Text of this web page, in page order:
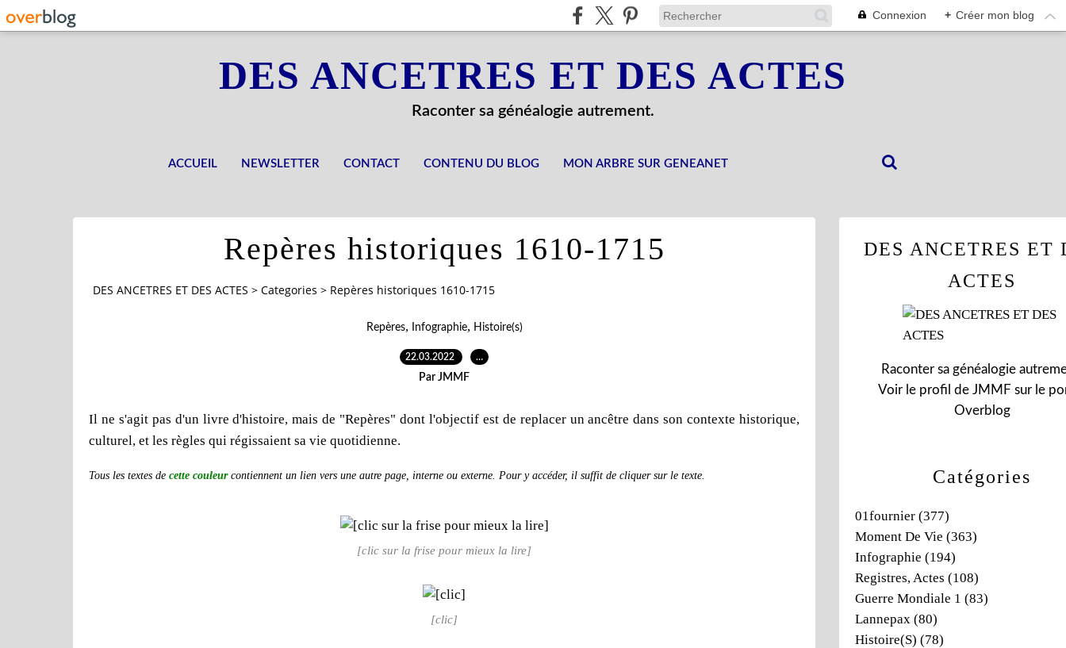
Connexion + Créer mon blog
DES ANCETRES ET DES ACTES
Raconter sa généalogie autrement.
ACCUEIL NEWSLETTER CONTACT CONTENU DU BLOG MON ARBRE SUR GENEANET
Repères historiques 1610-1715
DES ANCETRES ET DES ACTES > Categories > Repères historiques 1610-1715
Repères, Infographie, Histoire(s)
22.03.2022 …
Par JMMF
Il ne s'agit pas d'un livre d'histoire, mais de "Repères" dont l'objectif est de replacer un ancêtre dans son contexte historique,
culturel, et les règles qui régissaient sa vie quotidienne.
Tous les textes de cette couleurcontiennent un lien vers une autre page, interne ou externe. Pour y accéder, il suffit de cliquer sur le texte.
[clic sur la frise pour mieux la lire]
[clic]
Catégories
01fournier (377)
Moment De Vie (363)
Infographie (194)
Registres, Actes (108)
Guerre Mondiale 1 (83)
Lannepax (80)
Histoire(s) (78)
DES ANCETRES ET
ACTES
Raconter sa généalogie
Voir le profil de JMMF sur le
Overblog